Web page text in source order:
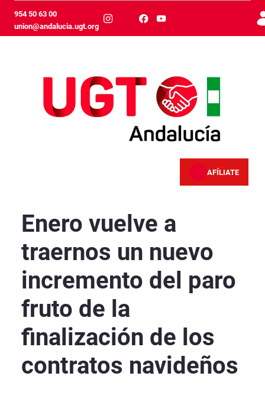
Skip to Main Content
954 50 63 00
union@andalucia.ugt.org
AFÍLIATE
Enero vuelve a
traernos un nuevo
incremento del paro
fruto de la
finalización de los
contratos navideños